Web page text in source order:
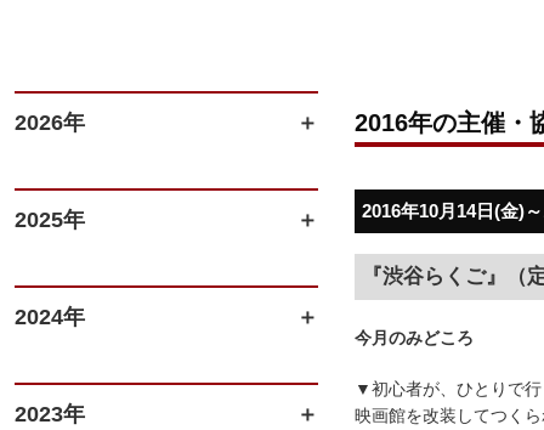
2026年
2025年
2024年
2023年
2016年の主催・
2016年10月14日(金)
『渋谷らくご』（
今月のみどころ
▼初心者が、ひとりで
映画館を改装してつく